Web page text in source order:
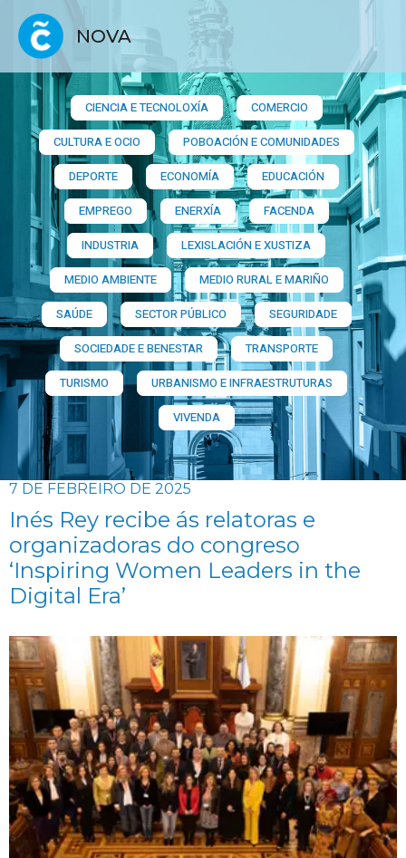
NOVA
CIENCIA E TECNOLOXÍA
COMERCIO
CULTURA E OCIO
POBOACIÓN E COMUNIDADES
DEPORTE
ECONOMÍA
EDUCACIÓN
EMPREGO
ENERXÍA
FACENDA
INDUSTRIA
LEXISLACIÓN E XUSTIZA
MEDIO AMBIENTE
MEDIO RURAL E MARIÑO
SAÚDE
SECTOR PÚBLICO
SEGURIDADE
SOCIEDADE E BENESTAR
TRANSPORTE
TURISMO
URBANISMO E INFRAESTRUTURAS
VIVENDA
7 DE FEBREIRO DE 2025
Inés Rey recibe ás relatoras e
organizadoras do congreso
‘Inspiring Women Leaders in the
Digital Era’